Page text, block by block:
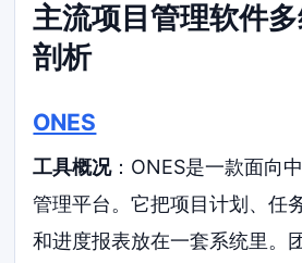
主流项目管理软件
剖析
ONES
工具概况：ONES是一款面向
管理平台。它把项目计划、任
和进度报表放在一套系统里。